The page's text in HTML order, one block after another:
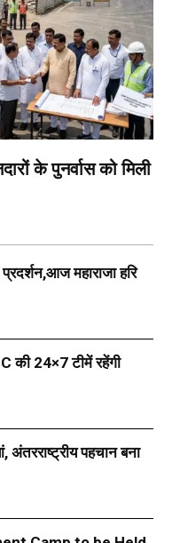
के पुनर्वास को मिली
महाराजा हरि
की 24×7 टीमें रहेंगी
अंतरराष्ट्रीय पहचान बना